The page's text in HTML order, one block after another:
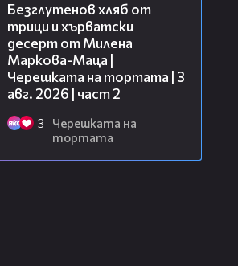
Безглутенов хляб от
трици и хърватски
десерт от Милена
Маркова-Маца |
Черешката на тортата | 3
авг. 2026 | част 2
3
Черешката на
тортата